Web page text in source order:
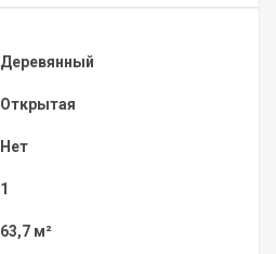
Деревянный
Открытая
Нет
1
63,7 м²